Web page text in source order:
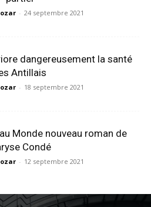
- 24 septembre 2021
dangereusement la santé
Antillais
- 18 septembre 2021
Monde nouveau roman de
Condé
- 12 septembre 2021